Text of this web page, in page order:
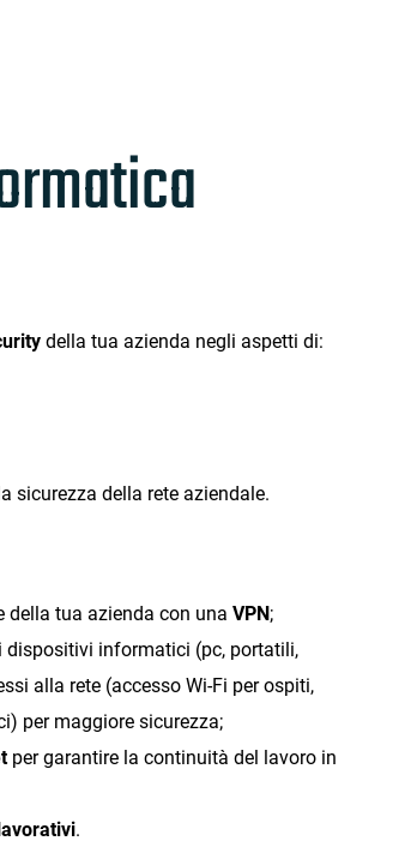
della tua azienda negli aspetti di:
sicurezza della rete aziendale.
della tua azienda con una VPN;
dispositivi informatici (pc, portatili,
alla rete (accesso Wi-Fi per ospiti,
per maggiore sicurezza;
per garantire la continuità del lavoro in
.